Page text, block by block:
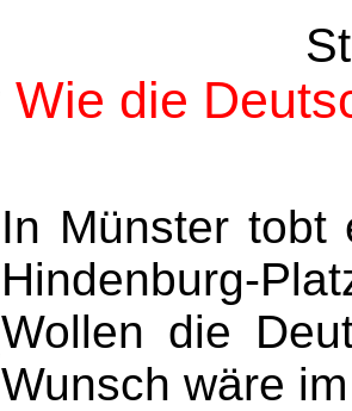
Wie die
In Münster tobt
Hindenburg-
Wollen die
Wunsch wäre